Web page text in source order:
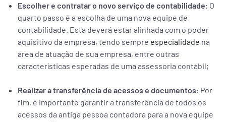
Escolher e contratar o novo serviço de contabilidade: O
quarto passo é a escolha de uma nova equipe de
contabilidade. Esta deverá estar alinhada com o poder
aquisitivo da empresa, tendo sempre especialidade na
área de atuação de sua empresa, entre outras
características esperadas de uma assessoria contábil;
Realizar a transferência de acessos e documentos: Por
fim, é importante garantir a transferência de todos os
acessos da antiga pessoa contadora para a nova equipe